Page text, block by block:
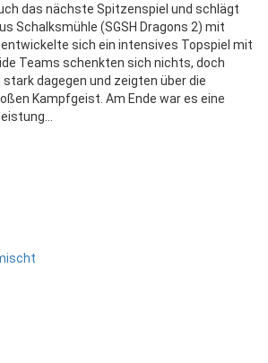
das nächste Spitzenspiel und schlägt
Schalksmühle (SGSH Dragons 2) mit
entwickelte sich ein intensives Topspiel mit
Teams schenkten sich nichts, doch
dagegen und zeigten über die
Kampfgeist. Am Ende war es eine